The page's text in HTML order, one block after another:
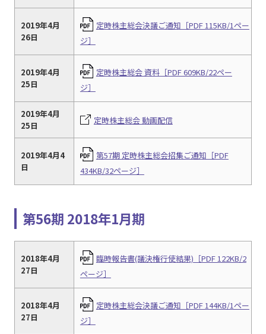
2019年4月
26日
定時株主総会決議ご通知［PDF 115KB/1ペー
ジ］
2019年4月
25日
定時株主総会 資料［PDF 609KB/22ペー
ジ］
2019年4月
25日
定時株主総会 動画配信
2019年4月4
日
第57期 定時株主総会招集ご通知［PDF
434KB/32ページ］
第56期 2018年1月期
2018年4月
27日
臨時報告書(議決権行使結果)［PDF 122KB/2
ページ］
2018年4月
27日
定時株主総会決議ご通知［PDF 144KB/1ペー
ジ］